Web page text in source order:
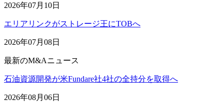
2026年07月10日
エリアリンクがストレージ王にTOBへ
2026年07月08日
最新のM&Aニュース
石油資源開発が米Fundare社4社の全持分を取得へ
2026年08月06日